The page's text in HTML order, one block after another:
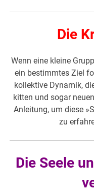
Die
Wenn eine kleine
ein bestimmtes Ziel
kollektive Dynamik,
kitten und sogar
Anleitung, um diese
zu
Die Seele